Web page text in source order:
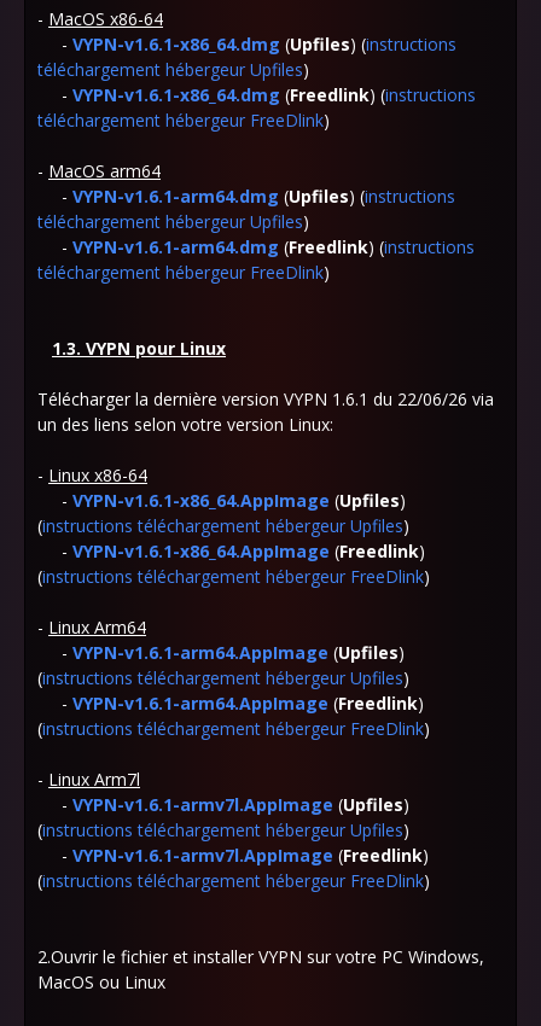
- MacOS x86-64
- VYPN-v1.6.1-x86_64.dmg (Upfiles) (instructions
téléchargement hébergeur Upfiles)
- VYPN-v1.6.1-x86_64.dmg (Freedlink) (instructions
téléchargement hébergeur FreeDlink)
- MacOS arm64
- VYPN-v1.6.1-arm64.dmg (Upfiles) (instructions
téléchargement hébergeur Upfiles)
- VYPN-v1.6.1-arm64.dmg (Freedlink) (instructions
téléchargement hébergeur FreeDlink)
1.3. VYPN pour Linux
Télécharger la dernière version VYPN 1.6.1 du 22/06/26 via
un des liens selon votre version Linux:
- Linux x86-64
- VYPN-v1.6.1-x86_64.AppImage (Upfiles)
(instructions téléchargement hébergeur Upfiles)
- VYPN-v1.6.1-x86_64.AppImage (Freedlink)
(instructions téléchargement hébergeur FreeDlink)
- Linux Arm64
- VYPN-v1.6.1-arm64.AppImage (Upfiles)
(instructions téléchargement hébergeur Upfiles)
- VYPN-v1.6.1-arm64.AppImage (Freedlink)
(instructions téléchargement hébergeur FreeDlink)
- Linux Arm7l
- VYPN-v1.6.1-armv7l.AppImage (Upfiles)
(instructions téléchargement hébergeur Upfiles)
- VYPN-v1.6.1-armv7l.AppImage (Freedlink)
(instructions téléchargement hébergeur FreeDlink)
2.Ouvrir le fichier et installer VYPN sur votre PC Windows,
MacOS ou Linux